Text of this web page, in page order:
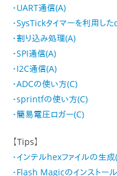
・UART通信(A)
・SysTickタイマーを利用し
・割り込み処理(A)
・SPI通信(A)
・I2C通信(A)
・ADCの使い方(C)
・sprintfの使い方(C)
・簡易電圧ロガー(C)
【Tips】
・インテルhexファイルの生
・Flash Magicのインストール